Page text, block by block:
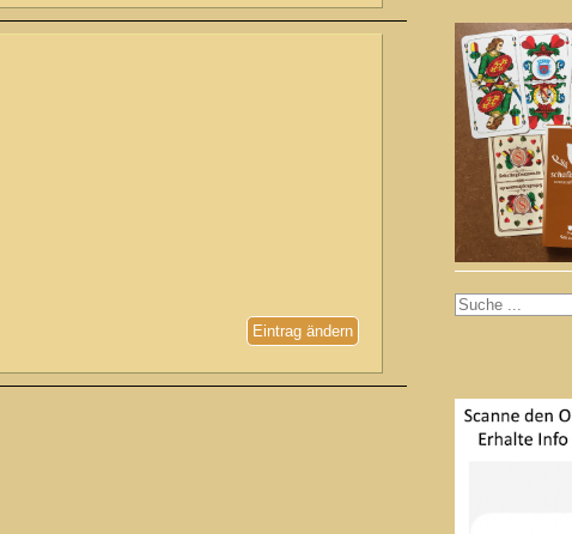
Eintrag ändern